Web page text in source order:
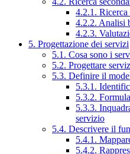
4.2.1. Ricerca
4.2.2. Analisi
4.2.3.
5. Progettazione dei servizi
5.1. Cosa sono i
5.2. Progettare
5.3. Definire il
5.3.1.
5.3.2.
5.3.3.
servizio
5.4. Descrivere il
5.4.1.
5.4.2.